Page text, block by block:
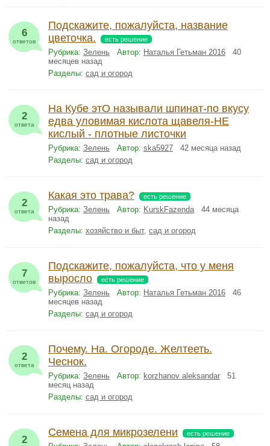
6
ответов
Подскажите, пожалуйста, название
цветочка.
есть решение
Рубрика: Зелень Автор: Наталья Гетьман 2016 40
месяцев назад
Разделы: сад и огород
2
ответа
На Кубе этО называли шпинат-по вкусу
едва уловимая кислота щавеля-НЕ
кислый - плотные листочки
Рубрика: Зелень Автор: ska5927 42 месяца назад
Разделы: сад и огород
2
ответа
Какая это трава? есть решение
Рубрика: Зелень Автор: KurskFazenda44 месяца
назад
Разделы: хозяйство и быт, сад и огород
7
ответов
Подскажите, пожалуйста, что у меня
выросло
есть решение
Рубрика: Зелень Автор: Наталья Гетьман 2016 46
месяцев назад
Разделы: сад и огород
2
ответа
Почему. На. Огороде. Желтееть.
Чеснок.
Рубрика: Зелень Автор: korzhanov aleksandar 51
месяц назад
Разделы: сад и огород
2
Семена для микрозелени есть решение